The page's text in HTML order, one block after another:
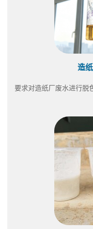
造
要求对造纸厂废水进行脱